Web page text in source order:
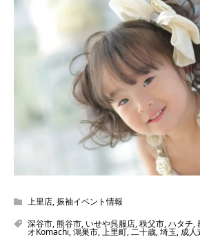
上里店,振袖イベント情報
深谷市,熊谷市, いせや呉服店,秩父市,ハタチ,
オKomachi,鴻巣市,上里町,二十歳,埼玉,成人